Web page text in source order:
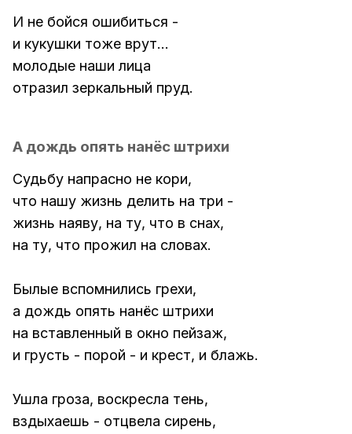
И не бойся ошибиться -
и кукушки тоже врут...
молодые наши лица
отразил зеркальный пруд.
А дождь опять нанёс штрихи
Судьбу напрасно не кори,
что нашу жизнь делить на три -
жизнь наяву, на ту, что в снах,
на ту, что прожил на словах.
Былые вспомнились грехи,
а дождь опять нанёс штрихи
на вставленный в окно пейзаж,
и грусть - порой - и крест, и блажь.
Ушла гроза, воскресла тень,
вздыхаешь - отцвела сирень,